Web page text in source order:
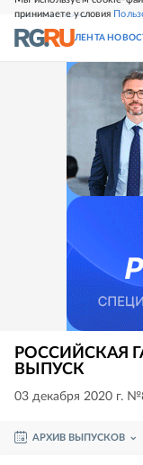
принимаете условия
СВЕЖИЙ НОМЕР
ЛЕНТА
РОССИЙСКАЯ
ВЫПУСК
03 декабря 2020 г.
АРХИВ ВЫПУСКОВ